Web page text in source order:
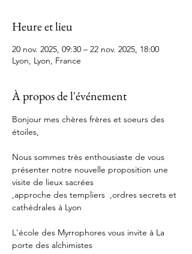
Heure et lieu
20 nov. 2025, 09:30 – 22 nov. 2025, 18:00
Lyon, Lyon, France
À propos de l'événement
Bonjour mes chères frères et soeurs des
étoiles,
Nous sommes très enthousiaste de vous
présenter notre nouvelle proposition une
visite de lieux sacrées
,approche des templiers  ,ordres secrets et
cathédrales à Lyon
L'école des Myrrophores vous invite à La
porte des alchimistes